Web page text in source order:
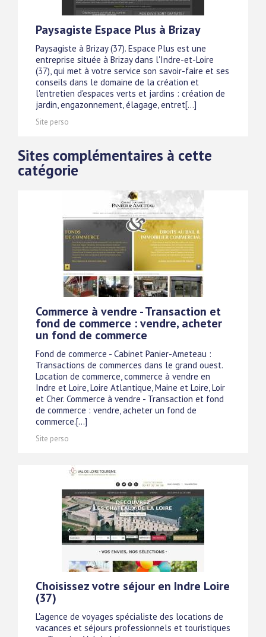
Paysagiste Espace Plus à Brizay
Paysagiste à Brizay (37). Espace Plus est une
entreprise située à Brizay dans l'Indre-et-Loire
(37), qui met à votre service son savoir-faire et ses
conseils dans le domaine de la création et
l'entretien d'espaces verts et jardins : création de
jardin, engazonnement, élagage, entret[...]
Site perso
Sites complémentaires à cette
catégorie
Commerce à vendre - Transaction et
fond de commerce : vendre, acheter
un fond de commerce
Fond de commerce - Cabinet Panier-Ameteau :
Transactions de commerces dans le grand ouest.
Location de commerce, commerce à vendre en
Indre et Loire, Loire Atlantique, Maine et Loire, Loir
et Cher. Commerce à vendre - Transaction et fond
de commerce : vendre, acheter un fond de
commerce.[...]
Site perso
Choisissez votre séjour en Indre Loire
(37)
L'agence de voyages spécialiste des locations de
vacances et séjours professionnels et touristiques